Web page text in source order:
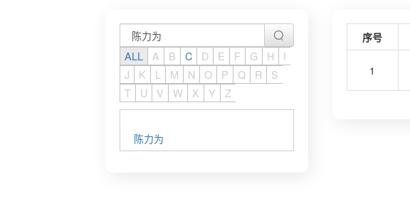
ALL A B C D E F G H
I
J
K L M N O P Q R
S
T
U V W X Y Z
陈力为
序号
1